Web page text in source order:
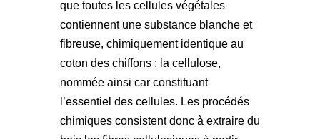
que toutes les cellules végétales
contiennent une substance blanche et
fibreuse, chimiquement identique au
coton des chiffons : la cellulose,
nommée ainsi car constituant
l’essentiel des cellules. Les procédés
chimiques consistent donc à extraire du